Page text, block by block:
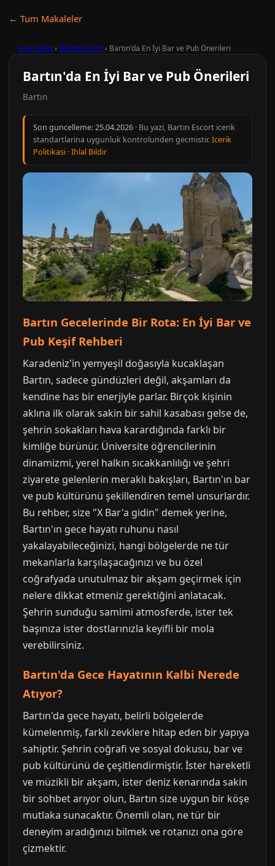
← Tum Makaleler
Ana Sayfa › Bartın Escort› Bartın'da En İyi Bar ve Pub Önerileri
Bartın'da En İyi Bar ve Pub Önerileri
Bartın
Son guncelleme:25.04.2026 · Bu yazi, Bartın Escort icerik
standartlarina uygunluk kontrolunden gecmistir.Icerik
Politikasi ·Ihlal Bildir
Bartın Gecelerinde Bir Rota: En İyi Bar ve
Pub Keşif Rehberi
Karadeniz'in yemyeşil doğasıyla kucaklaşan
Bartın, sadece gündüzleri değil, akşamları da
kendine has bir enerjiyle parlar. Birçok kişinin
aklına ilk olarak sakin bir sahil kasabası gelse de,
şehrin sokakları hava karardığında farklı bir
kimliğe bürünür. Üniversite öğrencilerinin
dinamizmi, yerel halkın sıcakkanlılığı ve şehri
ziyarete gelenlerin meraklı bakışları, Bartın'ın bar
ve pub kültürünü şekillendiren temel unsurlardır.
Bu rehber, size "X Bar'a gidin" demek yerine,
Bartın'ın gece hayatı ruhunu nasıl
yakalayabileceğinizi, hangi bölgelerde ne tür
mekanlarla karşılaşacağınızı ve bu özel
coğrafyada unutulmaz bir akşam geçirmek için
nelere dikkat etmeniz gerektiğini anlatacak.
Şehrin sunduğu samimi atmosferde, ister tek
başınıza ister dostlarınızla keyifli bir mola
verebilirsiniz.
Bartın'da Gece Hayatının Kalbi Nerede
Atıyor?
Bartın'da gece hayatı, belirli bölgelerde
kümelenmiş, farklı zevklere hitap eden bir yapıya
sahiptir. Şehrin coğrafi ve sosyal dokusu, bar ve
pub kültürünü de çeşitlendirmiştir. İster hareketli
ve müzikli bir akşam, ister deniz kenarında sakin
bir sohbet arıyor olun, Bartın size uygun bir köşe
mutlaka sunacaktır. Önemli olan, ne tür bir
deneyim aradığınızı bilmek ve rotanızı ona göre
çizmektir.